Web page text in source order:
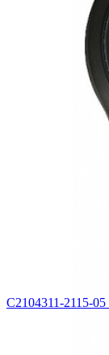
С2104311-2115-05